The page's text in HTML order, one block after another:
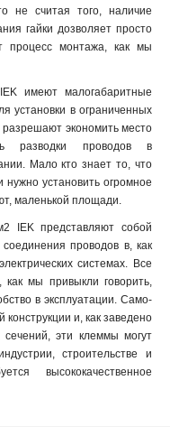
не считая того, наличие
гайки дозволяет просто
процесс монтажа, как мы
имеют малогабаритные
установки в ограниченных
экономить место
разводки проводов в
Мало кто знает то, что
установить огромное
маленькой площади.
IEK представляют собой
проводов в, как
системах. Все
мы привыкли говорить,
в эксплуатации. Само-
и, как заведено
эти клеммы могут
строительстве и
высококачественное